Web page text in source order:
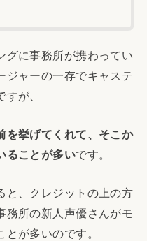
グに事務所が携わってい
ジャーの一存でキャステ
が、
を挙げてくれて、そこか
ることが多いです。
と、クレジットの上の方
務所の新人声優さんがモ
が多いのです。